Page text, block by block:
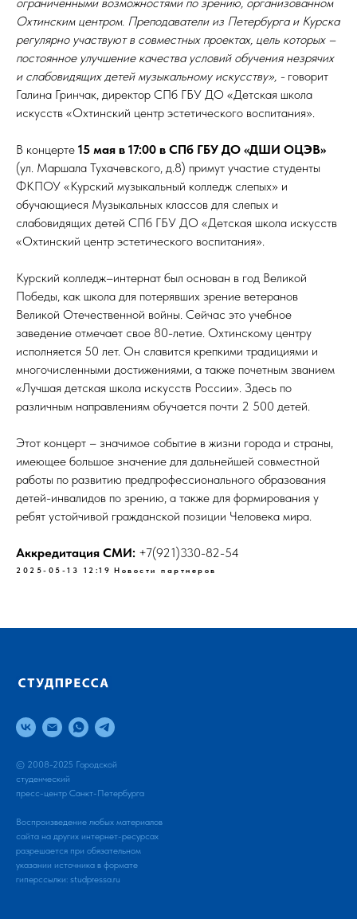
Охтинским центром. Преподаватели из Петербурга и Курска
регулярно участвуют в совместных проектах, цель которых –
постоянное улучшение качества условий обучения незрячих
и слабовидящих детей музыкальному искусству», - говорит
Галина Гринчак, директор СПб ГБУ ДО «Детская школа
искусств «Охтинский центр эстетического воспитания».
В концерте 15 мая в 17:00 в СПб ГБУ ДО «ДШИ ОЦЭВ»
(ул. Маршала Тухачевского, д.8) примут участие студенты
ФКПОУ «Курский музыкальный колледж слепых» и
обучающиеся Музыкальных классов для слепых и
слабовидящих детей СПб ГБУ ДО «Детская школа искусств
«Охтинский центр эстетического воспитания».
Курский колледж–интернат был основан в год Великой
Победы, как школа для потерявших зрение ветеранов
Великой Отечественной войны. Сейчас это учебное
заведение отмечает свое 80-летие. Охтинскому центру
исполняется 50 лет. Он славится крепкими традициями и
многочисленными достижениями, а также почетным званием
«Лучшая детская школа искусств России». Здесь по
различным направлениям обучается почти 2 500 детей.
Этот концерт – значимое событие в жизни города и страны,
имеющее большое значение для дальнейшей совместной
работы по развитию предпрофессионального образования
детей-инвалидов по зрению, а также для формирования у
ребят устойчивой гражданской позиции Человека мира.
Аккредитация СМИ: +7(921)330-82-54
2025-05-13 12:19 Новости партнеров
© 2008-2025 Городской
студенческий
пресс-центр Санкт-Петербурга
Воспроизведение любых материалов
сайта на других интернет-ресурсах
разрешается при обязательном
указании источника в формате
гиперссылки: studpressa.ru